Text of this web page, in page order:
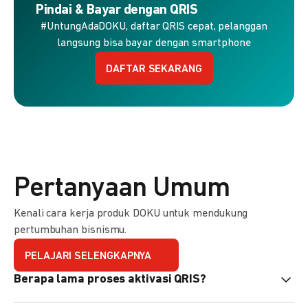
Pindai & Bayar dengan QRIS
#UntungAdaDOKU, daftar QRIS cepat, pelanggan
langsung bisa bayar dengan smartphone
DAFTAR SEKARANG
Pertanyaan Umum
Kenali cara kerja produk DOKU untuk mendukung
pertumbuhan bisnismu.
PELAJARI SELENGKAPNYA
Berapa lama proses aktivasi QRIS?